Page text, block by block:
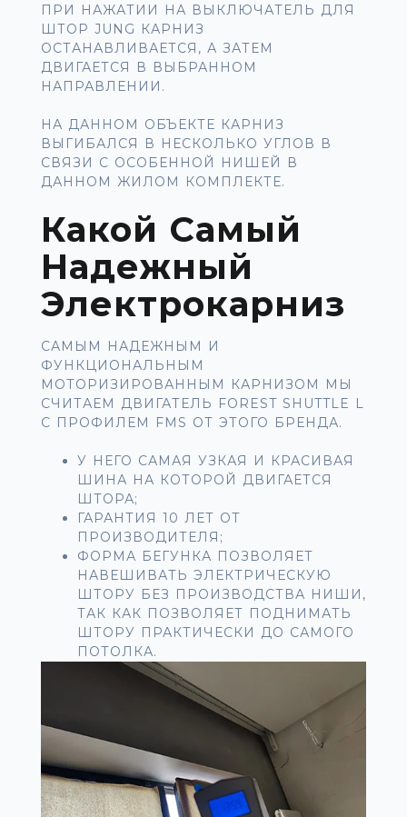
ПРИ НАЖАТИИ НА ВЫКЛЮЧАТЕЛЬ ДЛЯ
ШТОР JUNG КАРНИЗ
ОСТАНАВЛИВАЕТСЯ, А ЗАТЕМ
ДВИГАЕТСЯ В ВЫБРАННОМ
НАПРАВЛЕНИИ.
НА ДАННОМ ОБЪЕКТЕ КАРНИЗ
ВЫГИБАЛСЯ В НЕСКОЛЬКО УГЛОВ В
СВЯЗИ С ОСОБЕННОЙ НИШЕЙ В
ДАННОМ ЖИЛОМ КОМПЛЕКТЕ.
Какой Самый
Надежный
Электрокарниз
САМЫМ НАДЕЖНЫМ И
ФУНКЦИОНАЛЬНЫМ
МОТОРИЗИРОВАННЫМ КАРНИЗОМ МЫ
СЧИТАЕМ ДВИГАТЕЛЬ FOREST SHUTTLE L
С ПРОФИЛЕМ FMS ОТ ЭТОГО БРЕНДА.
У НЕГО САМАЯ УЗКАЯ И КРАСИВАЯ
ШИНА НА КОТОРОЙ ДВИГАЕТСЯ
ШТОРА;
ГАРАНТИЯ 10 ЛЕТ ОТ
ПРОИЗВОДИТЕЛЯ;
ФОРМА БЕГУНКА ПОЗВОЛЯЕТ
НАВЕШИВАТЬ ЭЛЕКТРИЧЕСКУЮ
ШТОРУ БЕЗ ПРОИЗВОДСТВА НИШИ,
ТАК КАК ПОЗВОЛЯЕТ ПОДНИМАТЬ
ШТОРУ ПРАКТИЧЕСКИ ДО САМОГО
ПОТОЛКА.